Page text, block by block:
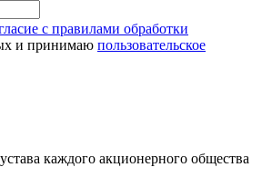
с правилами обработки
и принимаю пользовательское
каждого акционерного общества